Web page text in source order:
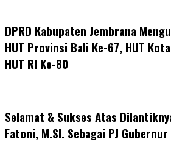
DPRD Kabupaten Jembrana
HUT Provinsi Bali Ke-67, HUT
HUT RI Ke-80
Selamat & Sukses Atas
Fatoni, M.SI. Sebagai PJ Gubernur